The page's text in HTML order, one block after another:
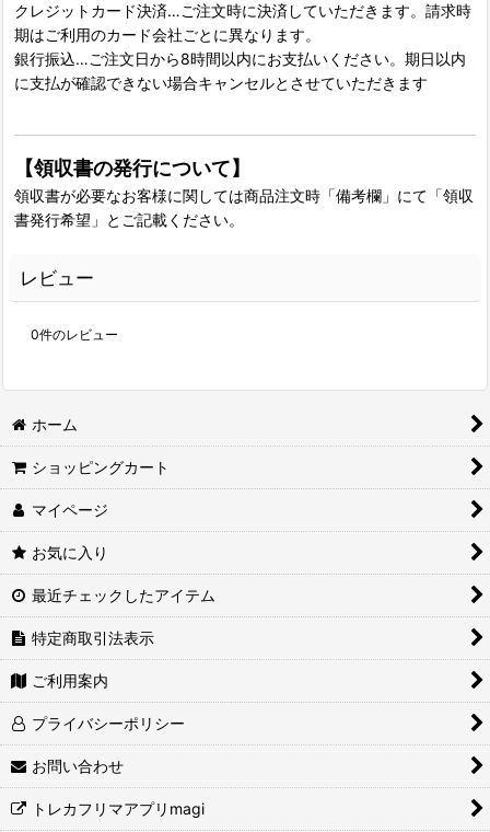
クレジットカード決済…ご注文時に決済していただきます。請求時
期はご利用のカード会社ごとに異なります。
銀行振込…ご注文日から8時間以内にお支払いください。期日以内
に支払が確認できない場合キャンセルとさせていただきます
【領収書の発行について】
領収書が必要なお客様に関しては商品注文時「備考欄」にて「領収
書発行希望」とご記載ください。
レビュー
0件のレビュー
ホーム
ショッピングカート
マイページ
お気に入り
最近チェックしたアイテム
特定商取引法表示
ご利用案内
プライバシーポリシー
お問い合わせ
トレカフリマアプリmagi